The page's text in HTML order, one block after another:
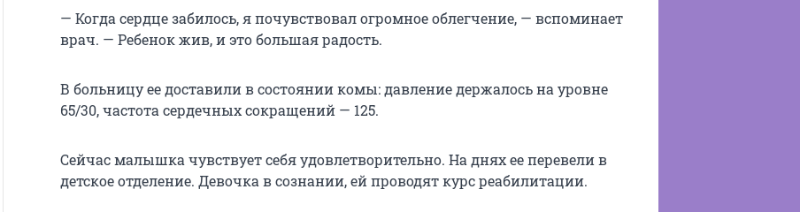
— Когда сердце забилось, я почувствовал огромное облегчение, — вспоминает
врач. — Ребенок жив, и это большая радость.
В больницу ее доставили в состоянии комы: давление держалось на уровне
65/30, частота сердечных сокращений — 125.
Сейчас малышка чувствует себя удовлетворительно. На днях ее перевели в
детское отделение. Девочка в сознании, ей проводят курс реабилитации.